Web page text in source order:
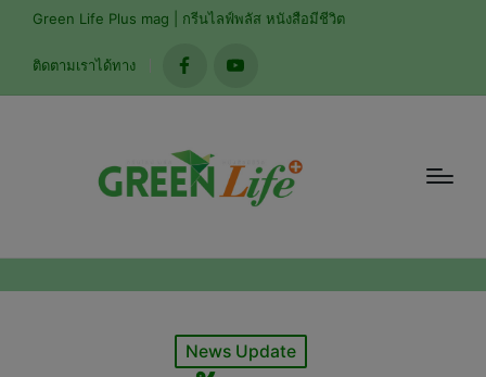
Green Life Plus mag | กรีนไลฟ์พลัส หนังสือมีชีวิต
ติดตามเราได้ทาง
facebookyoutube
Posted
News Update
modal-check